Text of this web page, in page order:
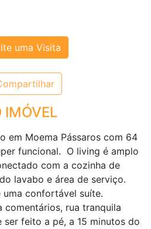
uma Visita
IMÓVEL
em Moema Pássaros com 64
funcional. O living é amplo
com a cozinha de
lavabo e área de serviço.
confortável suíte.
comentários, rua tranquila
feito a pé, a 15 minutos do